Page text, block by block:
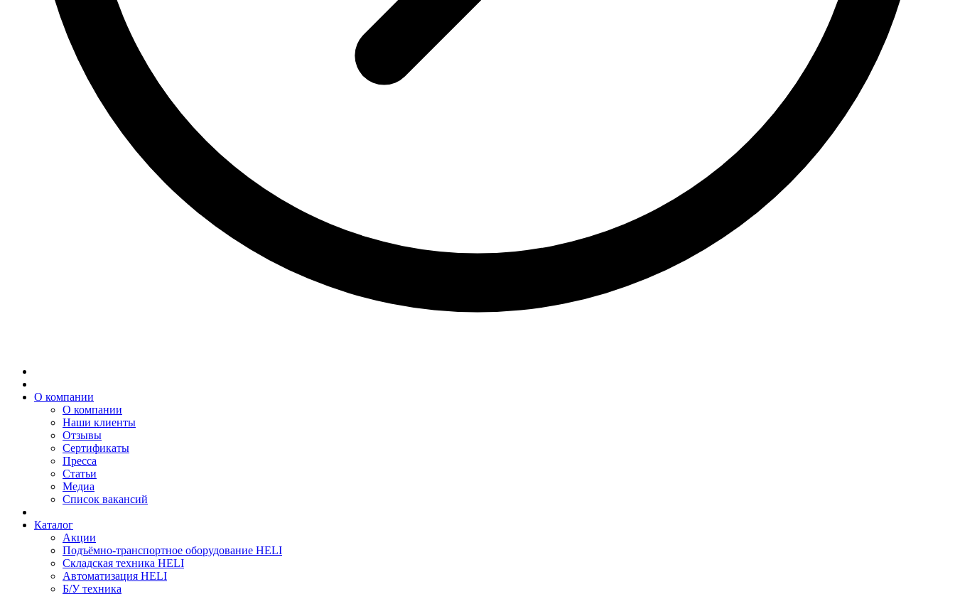
О компании
О компании
Наши клиенты
Отзывы
Сертификаты
Пресса
Статьи
Медиа
Список вакансий
Каталог
Акции
Подъёмно-транспортное оборудование HELI
Складская техника HELI
Автоматизация HELI
Б/У техника